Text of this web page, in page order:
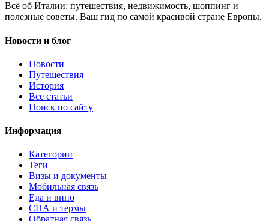
Всё об Италии: путешествия, недвижимость, шоппинг и
полезные советы. Ваш гид по самой красивой стране Европы.
Новости и блог
Новости
Путешествия
История
Все статьи
Поиск по сайту
Информация
Категории
Теги
Визы и документы
Мобильная связь
Еда и вино
СПА и термы